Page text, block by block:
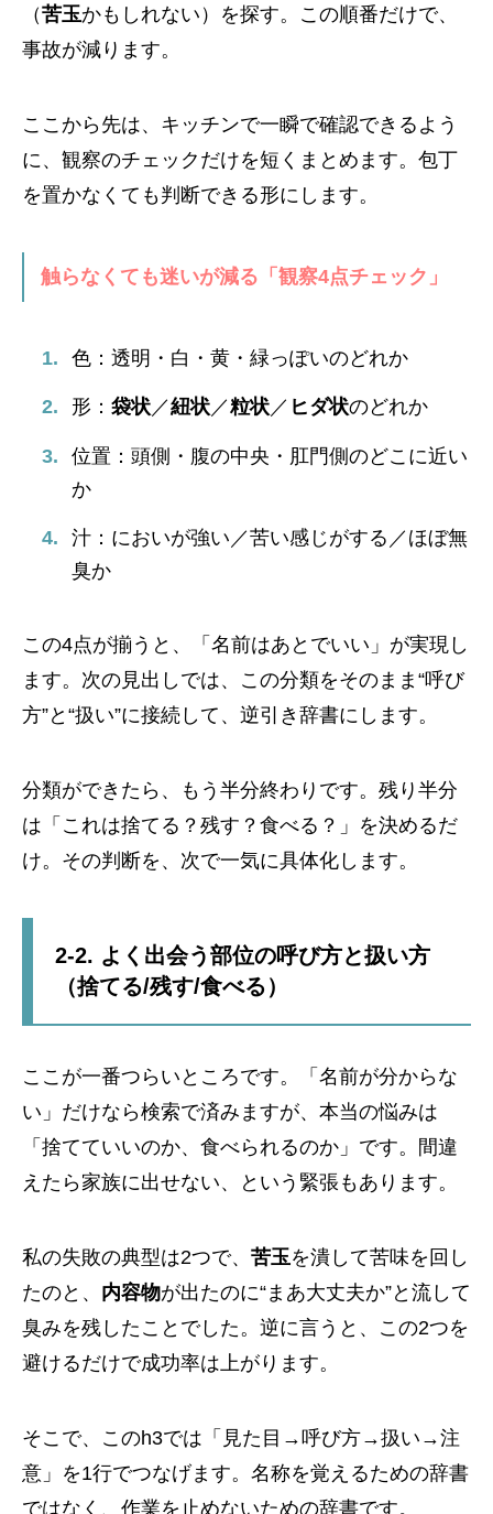
（苦玉かもしれない）を探す。この順番だけで、
事故が減ります。
ここから先は、キッチンで一瞬で確認できるよう
に、観察のチェックだけを短くまとめます。包丁
を置かなくても判断できる形にします。
触らなくても迷いが減る「観察4点チェック」
色：透明・白・黄・緑っぽいのどれか
形： 袋状／紐状／粒状／ ヒダ状のどれか
位置：頭側・腹の中央・肛門側のどこに近い
か
汁：においが強い／苦い感じがする／ほぼ無
臭か
この4点が揃うと、「名前はあとでいい」が実現し
ます。次の見出しでは、この分類をそのまま“呼び
方”と“扱い”に接続して、逆引き辞書にします。
分類ができたら、もう半分終わりです。残り半分
は「これは捨てる？残す？食べる？」を決めるだ
け。その判断を、次で一気に具体化します。
2-2. よく出会う部位の呼び方と扱い方
（捨てる/残す/食べる）
ここが一番つらいところです。「名前が分からな
い」だけなら検索で済みますが、本当の悩みは
「捨てていいのか、食べられるのか」です。間違
えたら家族に出せない、という緊張もあります。
私の失敗の典型は2つで、 苦玉を潰して苦味を回し
たのと、 内容物が出たのに“まあ大丈夫か”と流して
臭みを残したことでした。逆に言うと、この2つを
避けるだけで成功率は上がります。
そこで、このh3では「見た目→呼び方→扱い→注
意」を1行でつなげます。名称を覚えるための辞書
ではなく、作業を止めないための辞書です。